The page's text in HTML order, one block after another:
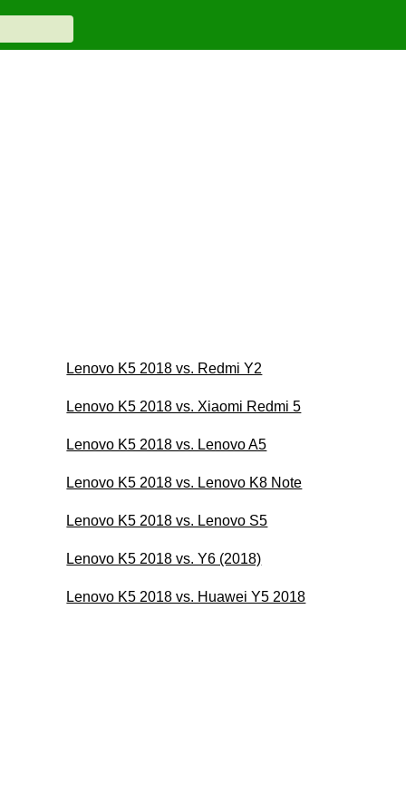
Lenovo K5 2018 vs. Redmi Y2
Lenovo K5 2018 vs. Xiaomi Redmi 5
Lenovo K5 2018 vs. Lenovo A5
Lenovo K5 2018 vs. Lenovo K8 Note
Lenovo K5 2018 vs. Lenovo S5
Lenovo K5 2018 vs. Y6 (2018)
Lenovo K5 2018 vs. Huawei Y5 2018